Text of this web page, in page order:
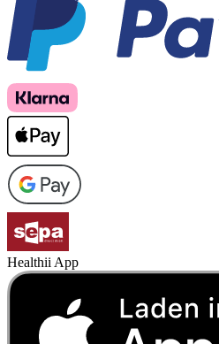
Healthii App